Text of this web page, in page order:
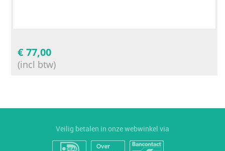
€ 77,00
(incl btw)
Veilig betalen in onze webwinkel via